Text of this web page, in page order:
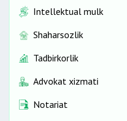
Intellektual mulk
Shaharsozlik
Tadbirkorlik
Advokat xizmati
Notariat